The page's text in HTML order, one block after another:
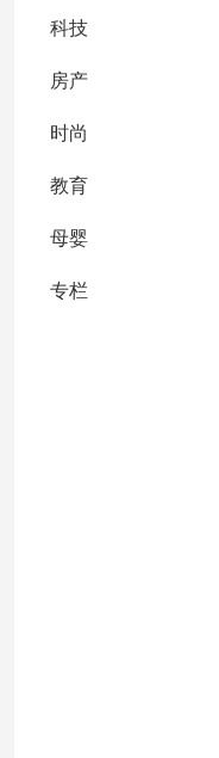
科技
房产
时尚
教育
母婴
专栏